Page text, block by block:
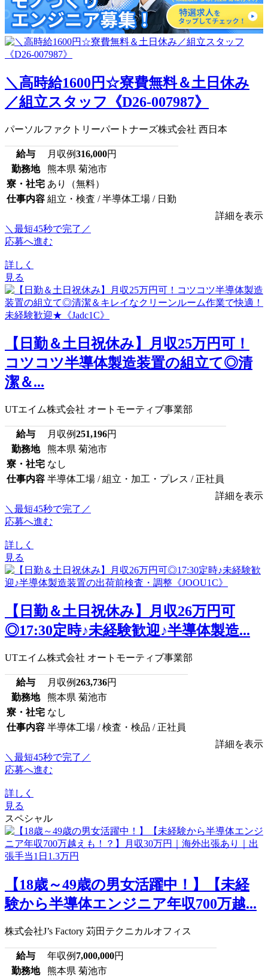
＼高時給1600円☆寮費無料＆土日休み
／組立スタッフ《D26-007987》
パーソルファクトリーパートナーズ株式会社 西日本
給与 月収例316,000円
勤務地
熊本県 菊池市
寮・社宅 あり（無料）
仕事内容 組立・検査 / 半導体工場 / 日勤
詳細を表示
＼最短45秒で完了／
応募へ進む
詳しく
見る
【日勤＆土日祝休み】月収25万円可！
コツコツ半導体製造装置の組立て◎清
潔＆...
UTエイム株式会社 オートモーティブ事業部
給与 月収例251,196円
勤務地
熊本県 菊池市
寮・社宅 なし
仕事内容 半導体工場 / 組立・加工・プレス / 正社員
詳細を表示
＼最短45秒で完了／
応募へ進む
詳しく
見る
【日勤＆土日祝休み】月収26万円可
◎17:30定時♪未経験歓迎♪半導体製造...
UTエイム株式会社 オートモーティブ事業部
給与 月収例263,736円
勤務地
熊本県 菊池市
寮・社宅 なし
仕事内容 半導体工場 / 検査・検品 / 正社員
詳細を表示
＼最短45秒で完了／
応募へ進む
詳しく
見る
スペシャル
【18歳～49歳の男女活躍中！】【未経
験から半導体エンジニア年収700万越...
株式会社J’s Factory 苅田テクニカルオフィス
給与 年収例 7,000,000円
勤務地
熊本県 菊池市